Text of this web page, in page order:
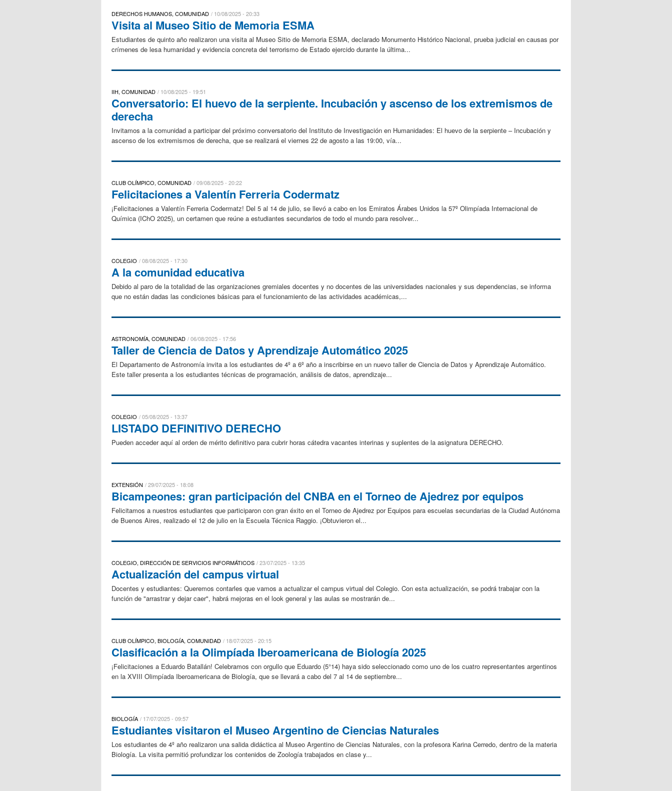
DERECHOS HUMANOS, COMUNIDAD 10/08/2025 - 20:33
Visita al Museo Sitio de Memoria ESMA
Estudiantes de quinto año realizaron una visita al Museo Sitio de Memoria ESMA, declarado Monumento Histórico Nacional, prueba judicial en causas por
crímenes de lesa humanidad y evidencia concreta del terrorismo de Estado ejercido durante la última...
IIH, COMUNIDAD 10/08/2025 - 19:51
Conversatorio: El huevo de la serpiente. Incubación y ascenso de los extremismos de
derecha
Invitamos a la comunidad a participar del próximo conversatorio del Instituto de Investigación en Humanidades: El huevo de la serpiente – Incubación y
ascenso de los extremismos de derecha, que se realizará el viernes 22 de agosto a las 19:00, vía...
CLUB OLÍMPICO, COMUNIDAD 09/08/2025 - 20:22
Felicitaciones a Valentín Ferreria Codermatz
¡Felicitaciones a Valentín Ferreria Codermatz! Del 5 al 14 de julio, se llevó a cabo en los Emiratos Árabes Unidos la 57º Olimpíada Internacional de
Química (IChO 2025), un certamen que reúne a estudiantes secundarios de todo el mundo para resolver...
COLEGIO 08/08/2025 - 17:30
A la comunidad educativa
Debido al paro de la totalidad de las organizaciones gremiales docentes y no docentes de las universidades nacionales y sus dependencias, se informa
que no están dadas las condiciones básicas para el funcionamiento de las actividades académicas,...
ASTRONOMÍA, COMUNIDAD 06/08/2025 - 17:56
Taller de Ciencia de Datos y Aprendizaje Automático 2025
El Departamento de Astronomía invita a los estudiantes de 4º a 6º año a inscribirse en un nuevo taller de Ciencia de Datos y Aprendizaje Automático.
Este taller presenta a los estudiantes técnicas de programación, análisis de datos, aprendizaje...
COLEGIO 05/08/2025 - 13:37
LISTADO DEFINITIVO DERECHO
Pueden acceder aquí al orden de mérito definitivo para cubrir horas cátedra vacantes interinas y suplentes de la asignatura DERECHO.
EXTENSIÓN 29/07/2025 - 18:08
Bicampeones: gran participación del CNBA en el Torneo de Ajedrez por equipos
Felicitamos a nuestros estudiantes que participaron con gran éxito en el Torneo de Ajedrez por Equipos para escuelas secundarias de la Ciudad Autónoma
de Buenos Aires, realizado el 12 de julio en la Escuela Técnica Raggio. ¡Obtuvieron el...
COLEGIO, DIRECCIÓN DE SERVICIOS INFORMÁTICOS 23/07/2025 - 13:35
Actualización del campus virtual
Docentes y estudiantes: Queremos contarles que vamos a actualizar el campus virtual del Colegio. Con esta actualización, se podrá trabajar con la
función de "arrastrar y dejar caer", habrá mejoras en el look general y las aulas se mostrarán de...
CLUB OLÍMPICO, BIOLOGÍA, COMUNIDAD 18/07/2025 - 20:15
Clasificación a la Olimpíada Iberoamericana de Biología 2025
¡Felicitaciones a Eduardo Batallán! Celebramos con orgullo que Eduardo (5°14) haya sido seleccionado como uno de los cuatro representantes argentinos
en la XVIII Olimpíada Iberoamericana de Biología, que se llevará a cabo del 7 al 14 de septiembre...
BIOLOGÍA 17/07/2025 - 09:57
Estudiantes visitaron el Museo Argentino de Ciencias Naturales
Los estudiantes de 4º año realizaron una salida didáctica al Museo Argentino de Ciencias Naturales, con la profesora Karina Cerredo, dentro de la materia
Biología. La visita permitió profundizar los contenidos de Zoología trabajados en clase y...